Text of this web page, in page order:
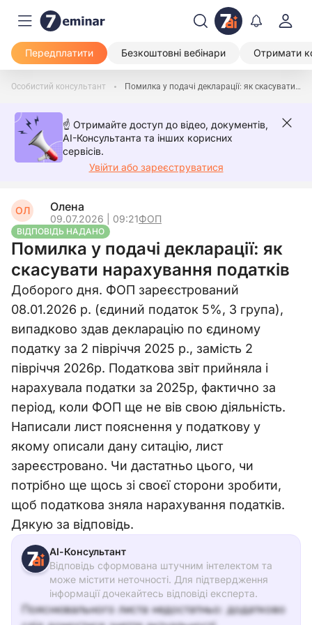
Передплатити Безкоштовні вебінари Отримати
Особистий консультант Помилка у подачі декларації: як скасувати нарахування податків
☝️ Отримайте доступ до відео, документів,
AI-Консультанта та інших корисних
сервісів.
Увійти або зареєструватися
ОЛ Олена
09.07.2026 | 09:21ФОП
ВІДПОВІДЬ НАДАНО
Помилка у подачі декларації: як
скасувати нарахування податків
Доборого дня. ФОП зареєстрований
08.01.2026 р. (єдиний податок 5%, 3 група),
випадково здав декларацію по єдиному
податку за 2 півріччя 2025 р., замість 2
півріччя 2026р. Податкова звіт прийняла і
нарахувала податки за 2025р, фактично за
період, коли ФОП ще не вів свою діяльність.
Написали лист пояснення у податкову у
якому описали дану ситацію, лист
зареєстровано. Чи дастатньо цього, чи
потрібно ще щось зі своєї сторони зробити,
щоб податкова зняла нарахування податків.
Дякую за відповідь.
АІ-Консультант
Відповідь сформована штучним інтелектом та
може містити неточності. Для підтвердження
інформації дочекайтесь відповіді експерта.
Пояснювального листа недостатньо: додатково